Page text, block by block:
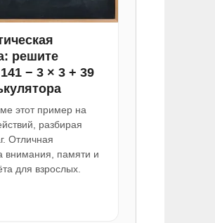
решите
− 3 × 3 + 39
этот пример на
разбирая
Отличная
внимания, памяти и
для взрослых.